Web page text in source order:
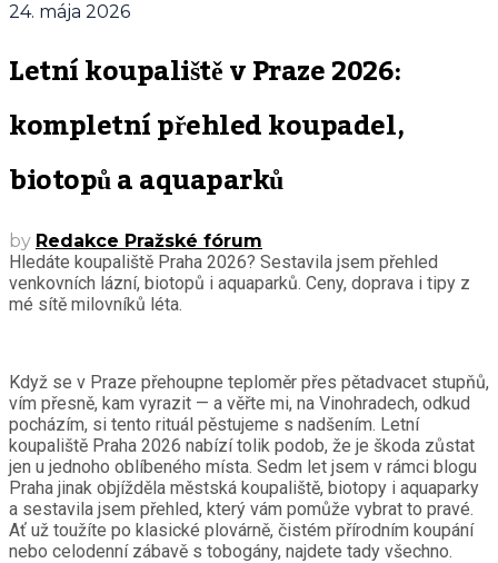
24. mája 2026
Letní koupaliště v Praze 2026:
kompletní přehled koupadel,
biotopů a aquaparků
by Redakce Pražské fórum
Hledáte koupaliště Praha 2026? Sestavila jsem přehled
venkovních lázní, biotopů i aquaparků. Ceny, doprava i tipy z
mé sítě milovníků léta.
Když se v Praze přehoupne teploměr přes pětadvacet stupňů,
vím přesně, kam vyrazit — a věřte mi, na Vinohradech, odkud
pocházím, si tento rituál pěstujeme s nadšením. Letní
koupaliště Praha 2026 nabízí tolik podob, že je škoda zůstat
jen u jednoho oblíbeného místa. Sedm let jsem v rámci blogu
Praha jinak objížděla městská koupaliště, biotopy i aquaparky
a sestavila jsem přehled, který vám pomůže vybrat to pravé.
Ať už toužíte po klasické plovárně, čistém přírodním koupání
nebo celodenní zábavě s tobogány, najdete tady všechno.